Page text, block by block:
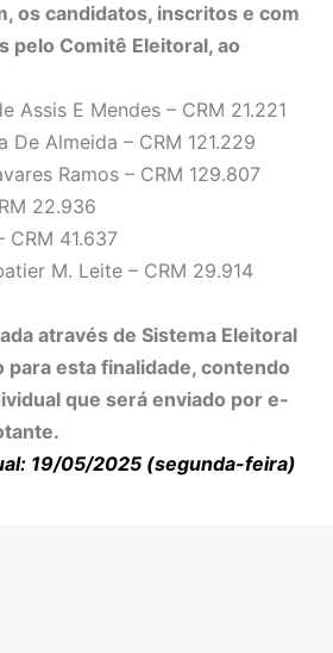
os candidatos, inscritos e com
pelo Comitê Eleitoral, ao
Assis E Mendes – CRM 21.221
De Almeida – CRM 121.229
Ramos – CRM 129.807
22.936
CRM 41.637
M. Leite – CRM 29.914
através de Sistema Eleitoral
para esta finalidade, contendo
que será enviado por e-
19/05/2025 (segunda-feira)